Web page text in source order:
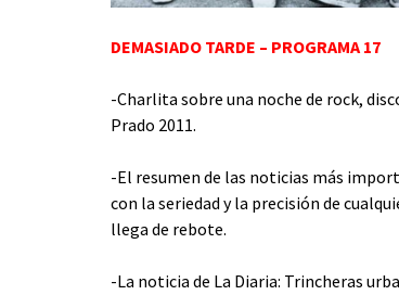
DEMASIADO TARDE – PROGRAMA 17
-Charlita sobre una noche de rock,
Prado 2011.
-El resumen de las noticias más
con la seriedad y la precisión de
llega de rebote.
-La noticia de La Diaria: Trincheras